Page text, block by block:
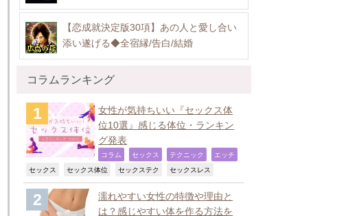
【恋成就決定版30項】あの人と愛し合い
添い遂げる◆全宿縁/告白/結婚
コラムランキング
女性が気持ちいい『セックス体
位10選』感じる体位・ランキン
グ発表
コラム セックス テクニック エッチ
セックス セックス体位 セックステク セックスレス
濡れやすい女性の特徴や理由と
は？感じやすい体を作る方法を